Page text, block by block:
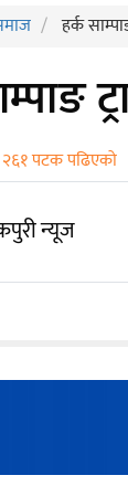
हर्क
पटक पढिएको
न्यूज